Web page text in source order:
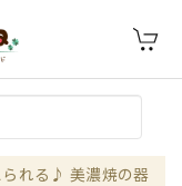
られる♪ 美濃焼の器